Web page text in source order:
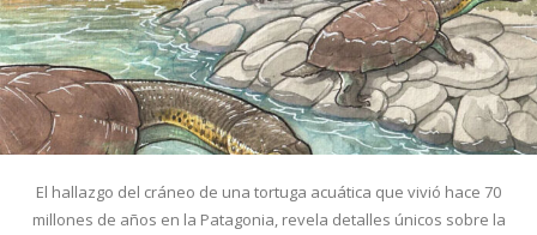
El hallazgo del cráneo de una tortuga acuática que vivió hace 70
millones de años en la Patagonia, revela detalles únicos sobre la